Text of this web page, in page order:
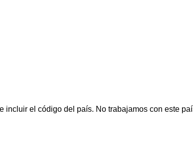
incluir el código del país. No trabajamos con este